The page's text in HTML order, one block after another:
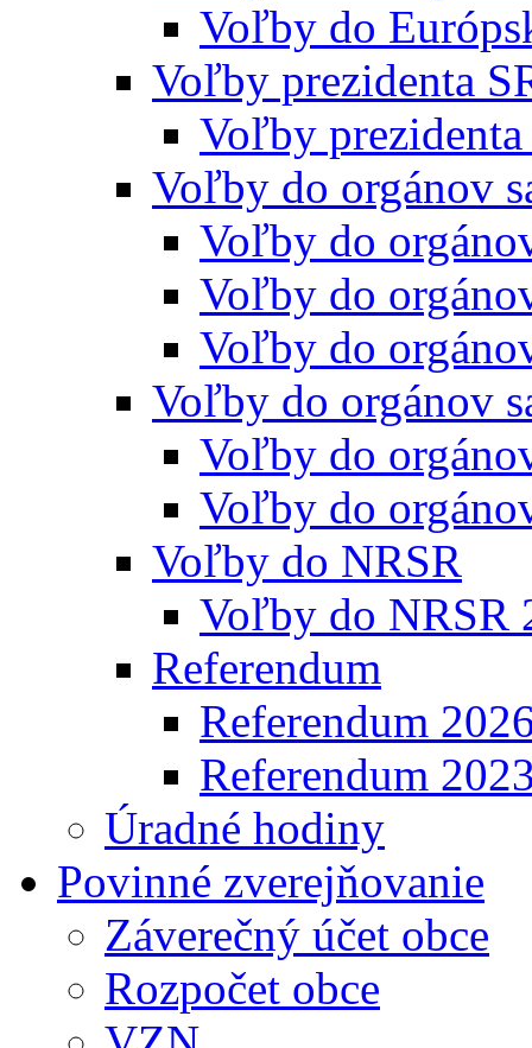
Voľby do
Voľby prezidenta
Voľby
Voľby do orgánov
Voľby do
Voľby do
Voľby do
Voľby do orgánov
Voľby do
Voľby do
Voľby do NRSR
Voľby do NRSR
Referendum
Referendum
Referendum
Úradné hodiny
Povinné zverejňovanie
Záverečný účet obce
Rozpočet obce